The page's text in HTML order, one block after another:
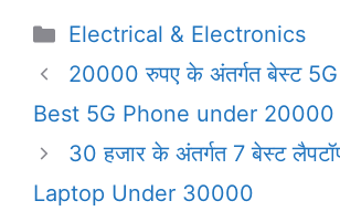
a
c
e
b
o
o
a
s
t
o
d
o
m
a
i
l
h
a
r
e
Categories
Electrical & Electronics
20000 रुपए के अंतर्गत बेस्ट 5G
Best 5G Phone under 20000
30 हजार के अंतर्गत 7 बेस्ट
Laptop Under 30000